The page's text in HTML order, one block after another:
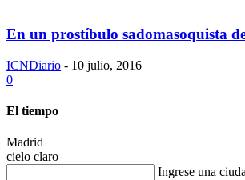
En un prostíbulo sadomasoquista
ICNDiario - 10 julio, 2016
0
El tiempo
Madrid
cielo claro
Ingrese una